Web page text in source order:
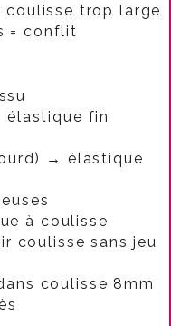
coulisse trop large
= conflit
fin
→ élastique
à coulisse
coulisse sans jeu
coulisse 8mm